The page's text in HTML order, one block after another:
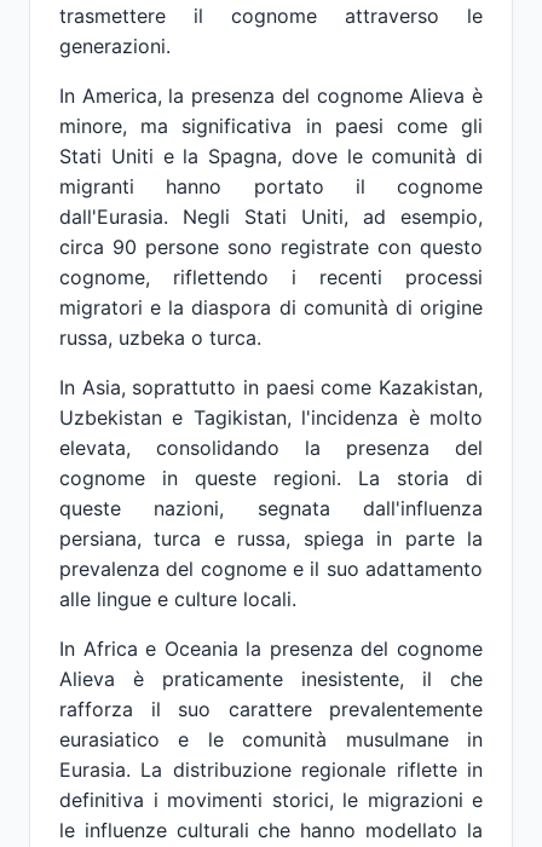
trasmettere il cognome attraverso le
generazioni.
In America, la presenza del cognome Alieva è
minore, ma significativa in paesi come gli
Stati Uniti e la Spagna, dove le comunità di
migranti hanno portato il cognome
dall'Eurasia. Negli Stati Uniti, ad esempio,
circa 90 persone sono registrate con questo
cognome, riflettendo i recenti processi
migratori e la diaspora di comunità di origine
russa, uzbeka o turca.
In Asia, soprattutto in paesi come Kazakistan,
Uzbekistan e Tagikistan, l'incidenza è molto
elevata, consolidando la presenza del
cognome in queste regioni. La storia di
queste nazioni, segnata dall'influenza
persiana, turca e russa, spiega in parte la
prevalenza del cognome e il suo adattamento
alle lingue e culture locali.
In Africa e Oceania la presenza del cognome
Alieva è praticamente inesistente, il che
rafforza il suo carattere prevalentemente
eurasiatico e le comunità musulmane in
Eurasia. La distribuzione regionale riflette in
definitiva i movimenti storici, le migrazioni e
le influenze culturali che hanno modellato la